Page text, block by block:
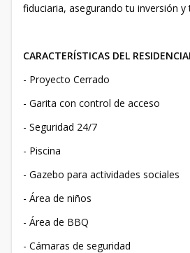
fiduciaria, asegurando tu inversión y
CARACTERÍSTICAS DEL
- Proyecto Cerrado
- Garita con control de acceso
- Seguridad 24/7
- Piscina
- Gazebo para actividades sociales
- Área de niños
- Área de BBQ
- Cámaras de seguridad